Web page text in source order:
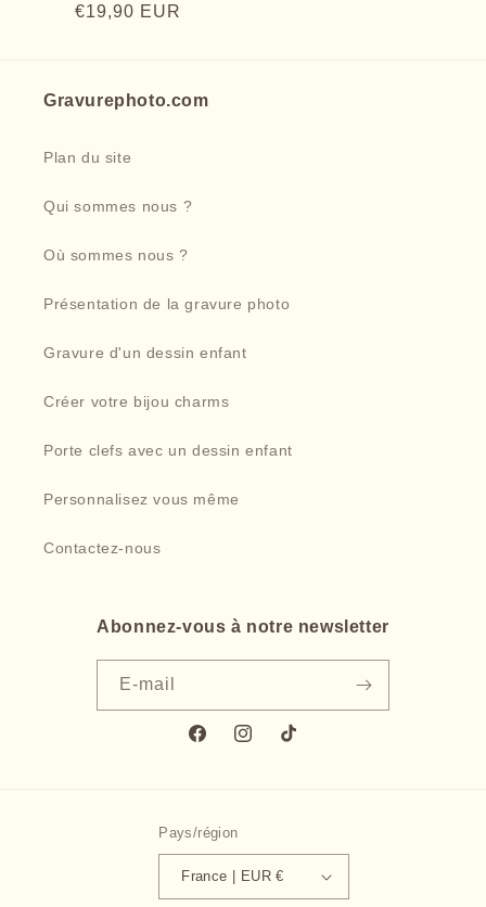
Prix
€19,90 EUR
Gravurephoto.com
Plan du site
Qui sommes nous ?
Où sommes nous ?
Présentation de la gravure photo
Gravure d'un dessin enfant
Créer votre bijou charms
Porte clefs avec un dessin enfant
Personnalisez vous même
Contactez-nous
Abonnez-vous à notre newsletter
E-mail
FacebookInstagramTikTok
Pays/région
France | EUR €